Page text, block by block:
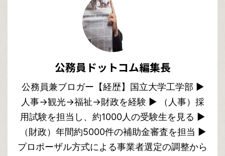
公務員ドットコム編集長
公務員兼ブロガー【経歴】国立大学工学部 ▶︎
人事→観光→福祉→財政を経験 ▶︎ （人事）採
用試験を担当し、約1000人の受験生を見る ▶︎
（財政）年間約5000件の補助金審査を担当 ▶︎
プロポーザル方式による事業者選定の調整から